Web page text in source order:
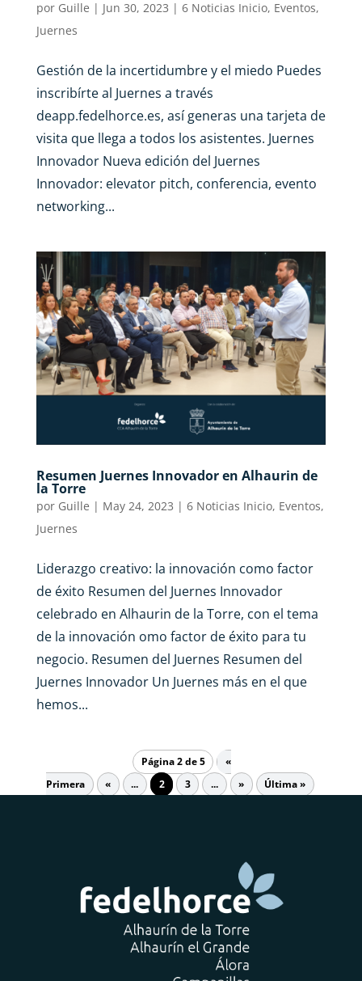
por Guille | Jun 30, 2023 | 6 Noticias Inicio, Eventos,
Juernes
Gestión de la incertidumbre y el miedo Puedes
inscribírte al Juernes a través
deapp.fedelhorce.es, así generas una tarjeta de
visita que llega a todos los asistentes. Juernes
Innovador Nueva edición del Juernes
Innovador: elevator pitch, conferencia, evento
networking...
Resumen Juernes Innovador en Alhaurin de
la Torre
por Guille | May 24, 2023 | 6 Noticias Inicio, Eventos,
Juernes
Liderazgo creativo: la innovación como factor
de éxito Resumen del Juernes Innovador
celebrado en Alhaurin de la Torre, con el tema
de la innovación omo factor de éxito para tu
negocio. Resumen del Juernes Resumen del
Juernes Innovador Un Juernes más en el que
hemos...
Página 2 de 5
«
Primera
« ... 2 3 ... » Última »